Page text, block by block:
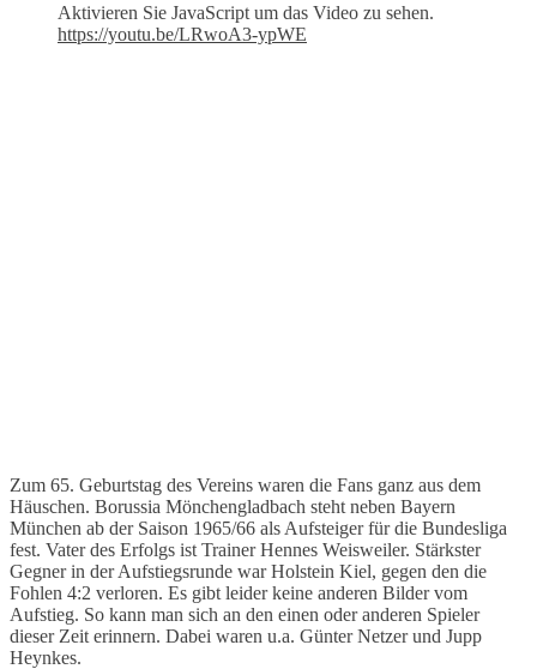
Aktivieren Sie JavaScript um das Video zu sehen.
https://youtu.be/LRwoA3-ypWE
Zum 65. Geburtstag des Vereins waren die Fans ganz aus dem
Häuschen. Borussia Mönchengladbach steht neben Bayern
München ab der Saison 1965/66 als Aufsteiger für die Bundesliga
fest. Vater des Erfolgs ist Trainer Hennes Weisweiler. Stärkster
Gegner in der Aufstiegsrunde war Holstein Kiel, gegen den die
Fohlen 4:2 verloren. Es gibt leider keine anderen Bilder vom
Aufstieg. So kann man sich an den einen oder anderen Spieler
dieser Zeit erinnern. Dabei waren u.a. Günter Netzer und Jupp
Heynkes.